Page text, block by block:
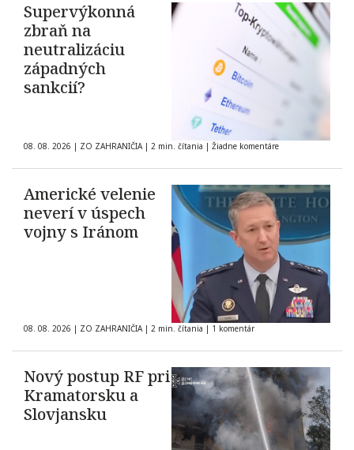
Supervýkonná
zbraň na
neutralizáciu
západných
sankcií?
08. 08. 2026 | ZO ZAHRANIČIA | 2 min. čítania | Žiadne komentáre
Americké velenie
neverí v úspech
vojny s Iránom
08. 08. 2026 | ZO ZAHRANIČIA | 2 min. čítania | 1 komentár
Nový postup RF pri
Kramatorsku a
Slovjansku